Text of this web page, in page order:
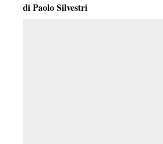
di Paolo Silvestri